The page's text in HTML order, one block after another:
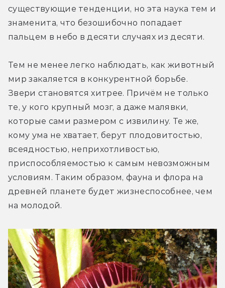
существующие тенденции, но эта наука тем и
знаменита, что безошибочно попадает
пальцем в небо в десяти случаях из десяти.
Тем не менее легко наблюдать, как животный
мир закаляется в конкурентной борьбе.
Звери становятся хитрее. Причём не только
те, у кого крупный мозг, а даже малявки,
которые сами размером с извилину. Те же,
кому ума не хватает, берут плодовитостью,
всеядностью, неприхотливостью,
приспособляемостью к самым невозможным
условиям. Таким образом, фауна и флора на
древней планете будет жизнеспособнее, чем
на молодой.